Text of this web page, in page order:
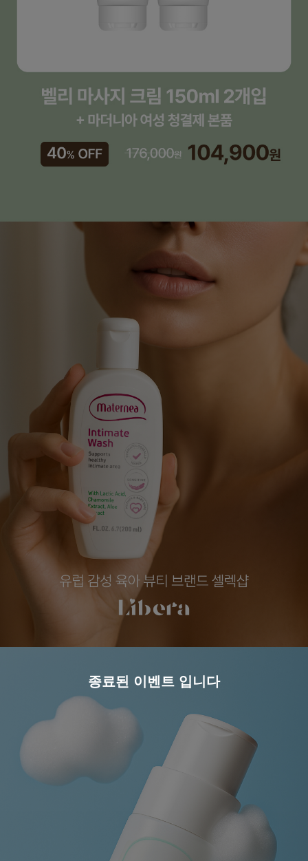
종료된 이벤트 입니다